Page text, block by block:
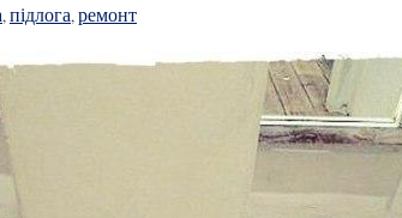
,підлога,ремонт